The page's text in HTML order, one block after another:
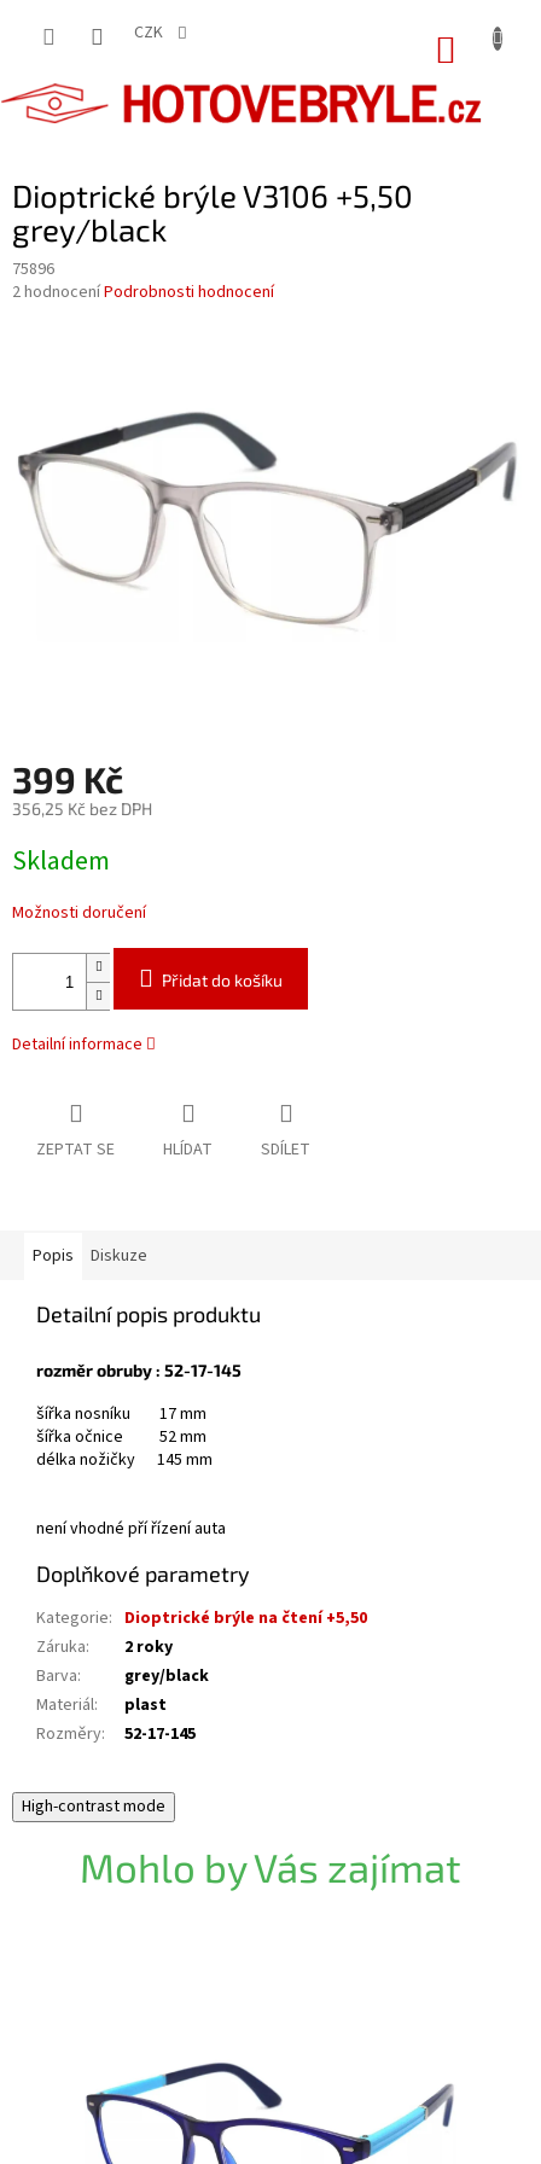
CZK
Dioptrické brýle V3106 +5,50
grey/black
75896
Průměrné
hvězdiček.
2 hodnoceníPodrobnosti hodnocení
399 Kč
356,25 Kč bez DPH
cena:
Skladem
Možnosti doručení
Přidat do košíku
Detailní informace
ZEPTAT SE HLÍDAT SDÍLET
Popis Diskuze
Detailní popis produktu
rozměr obruby : 52-17-145
šířka nosníku 17 mm
šířka očnice 52 mm
délka nožičky 145 mm
není vhodné pří řízení auta
Doplňkové parametry
Kategorie: Dioptrické brýle na čtení +5,50
Záruka:
2 roky
Barva:
grey/black
Materiál:
plast
Rozměry: 52-17-145
High-contrast mode
Mohlo by Vás zajímat